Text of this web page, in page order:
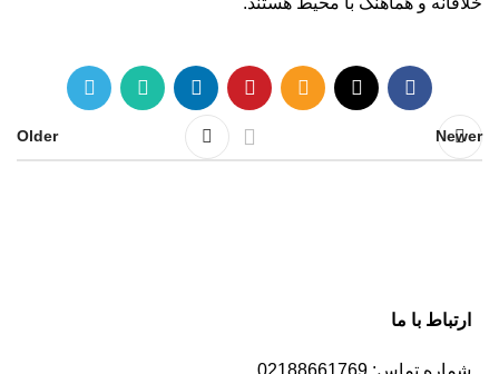
Newer
Older
ارتباط با ما
شماره تماس: 02188661769